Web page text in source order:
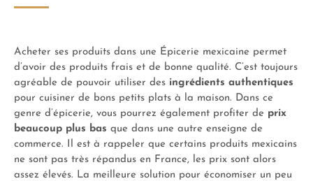
Acheter ses produits dans une Épicerie mexicaine permet
d’avoir des produits frais et de bonne qualité. C’est toujours
agréable de pouvoir utiliser des ingrédients authentiques
pour cuisiner de bons petits plats à la maison. Dans ce
genre d’épicerie, vous pourrez également profiter de prix
beaucoup plus bas que dans une autre enseigne de
commerce. Il est à rappeler que certains produits mexicains
ne sont pas très répandus en France, les prix sont alors
assez élevés. La meilleure solution pour économiser un peu